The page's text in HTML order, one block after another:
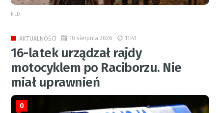
RED.
AKTUALNOŚCI 10 sierpnia 2026 11:41
16-latek urządzał rajdy
motocyklem po Raciborzu. Nie
miał uprawnień
0